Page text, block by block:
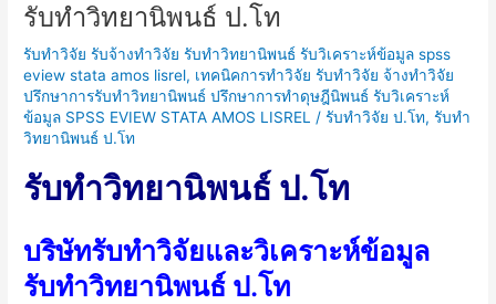
รับทําวิทยานิพนธ์ ป.โท
รับทำวิจัย รับจ้างทำวิจัย รับทำวิทยานิพนธ์ รับวิเคราะห์ข้อมูล spss
eview stata amos lisrel, เทคนิคการทำวิจัย รับทำวิจัย จ้างทำวิจัย
ปรึกษาการรับทำวิทยานิพนธ์ ปรึกษาการทำดุษฎีนิพนธ์ รับวิเคราะห์
ข้อมูล SPSS EVIEW STATA AMOS LISREL
/รับทำวิจัย ป.โท,รับทํา
วิทยานิพนธ์ ป.โท
รับทําวิทยานิพนธ์ ป.โท
บริษัทรับทำวิจัยและวิเคราะห์ข้อมูล
รับทําวิทยานิพนธ์ ป.โท